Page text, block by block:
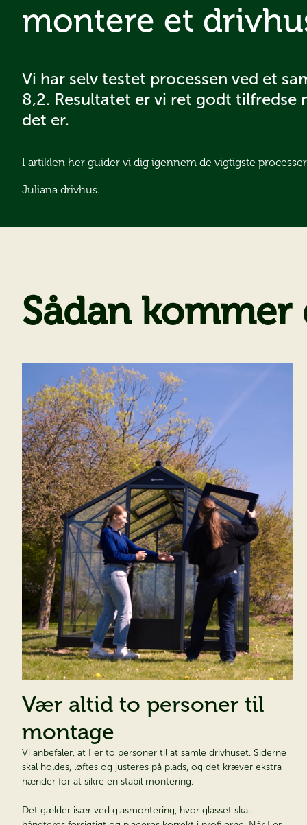
montere et
Vi har selv testet processen ved et
8,2. Resultatet er vi ret godt tilfredse
det er.
I artiklen her guider vi dig igennem de vigtigste
Juliana drivhus.
Sådan
Vær altid to personer til
montage
Vi anbefaler, at I er to personer til at samle drivhuset. Siderne
skal holdes, løftes og justeres på plads, og det kræver ekstra
hænder for at sikre en stabil montering.
Det gælder især ved glasmontering, hvor glasset skal